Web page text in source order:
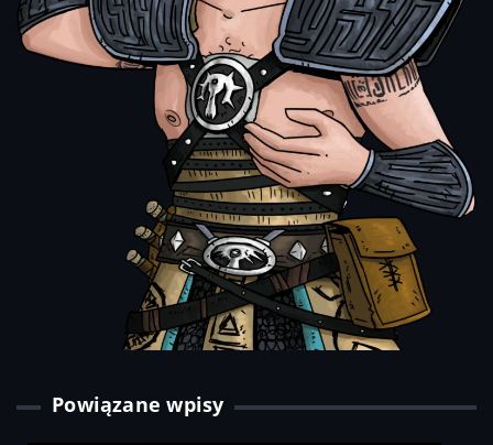
Powiązane wpisy